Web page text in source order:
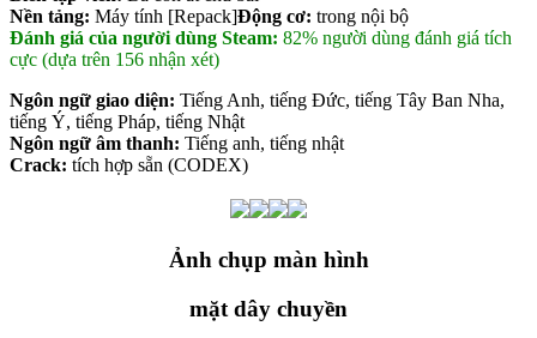
Nền tảng: Máy tính [Repack]Động cơ: trong nội bộ
Đánh giá của người dùng Steam: 82% người dùng đánh giá tích
cực (dựa trên 156 nhận xét)
Ngôn ngữ giao diện: Tiếng Anh, tiếng Đức, tiếng Tây Ban Nha,
tiếng Ý, tiếng Pháp, tiếng Nhật
Ngôn ngữ âm thanh: Tiếng anh, tiếng nhật
Crack: tích hợp sẵn (CODEX)
Ảnh chụp màn hình
mặt dây chuyền